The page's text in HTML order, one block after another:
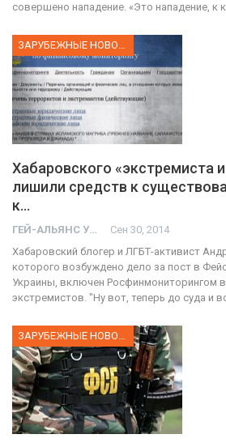
совершено нападение. «Это нападение, к
ЗАРУБЕЖНЫЕ НОВОСТИ
Хабаровского «экстремиста
лишили средств к
к…
ГЕЙ-АЛЬЯНС УКРАИНА Сен 30, 2014
Хабаровский блогер и ЛГБТ-активист
которого возбуждено дело за пост в
Украины, включен Росфинмониторингом
экстремистов. "Ну вот, теперь до суда и